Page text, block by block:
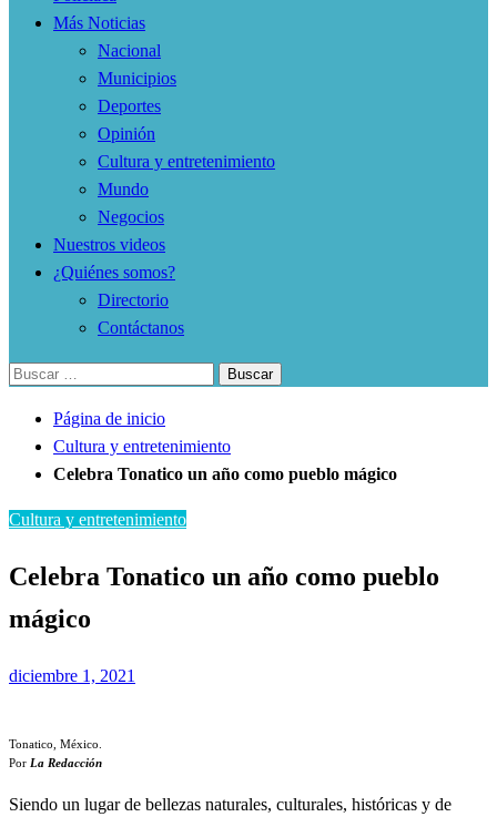
Más Noticias
Nacional
Municipios
Deportes
Opinión
Cultura y entretenimiento
Mundo
Negocios
Nuestros videos
¿Quiénes somos?
Directorio
Contáctanos
Buscar:
Página de inicio
Cultura y entretenimiento
Celebra Tonatico un año como pueblo mágico
Cultura y entretenimiento
Celebra Tonatico un año como pueblo
mágico
Publicado
diciembre 1, 2021
Tonatico, México.
Por La Redacción
Siendo un lugar de bellezas naturales, culturales, históricas y de